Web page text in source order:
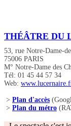
THÉÂTRE DU
53, rue Notre-Dame-
75006 PARIS
M° Notre-Dame des
Tél: 01 45 44 57 34
Web:
> Plan d'accès
> Plan du métro